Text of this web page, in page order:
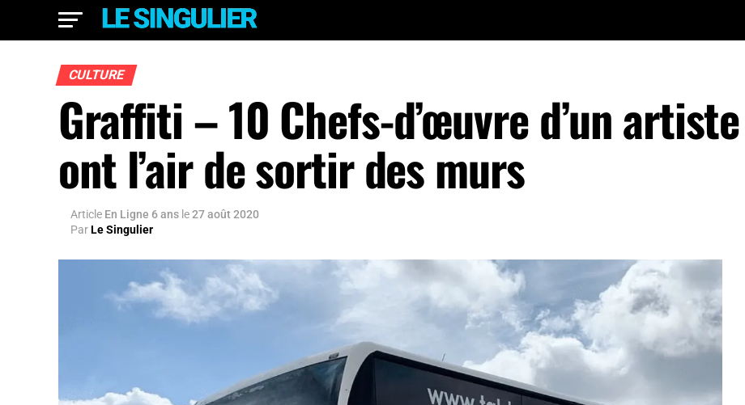
CULTURE
Graffiti – 10 Chefs-d’œuvre d’un
ont l’air de sortir des murs
Article En Ligne 6 ans le27 août 2020
ParLe Singulier